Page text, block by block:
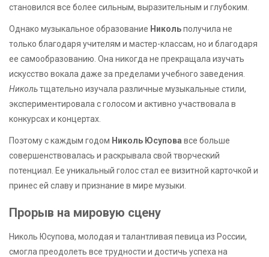
становился все более сильным, выразительным и глубоким.
Однако музыкальное образование Никольполучила не
только благодаря учителям и мастер-классам, но и благодаря
ее самообразованию. Она никогда не прекращала изучать
искусство вокала даже за пределами учебного заведения.
Никольтщательно изучала различные музыкальные стили,
экспериментировала с голосом и активно участвовала в
конкурсах и концертах.
Поэтому с каждым годом Николь Юсупова все больше
совершенствовалась и раскрывала свой творческий
потенциал. Ее уникальный голос стал ее визитной карточкой и
принес ей славу и признание в мире музыки.
Прорыв на мировую сцену
Николь Юсупова, молодая и талантливая певица из России,
смогла преодолеть все трудности и достичь успеха на